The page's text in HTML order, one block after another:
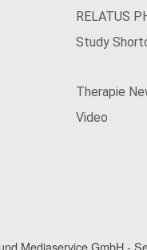
RELATUS
Study
Therapie
Video
Mediaservice GmbH -